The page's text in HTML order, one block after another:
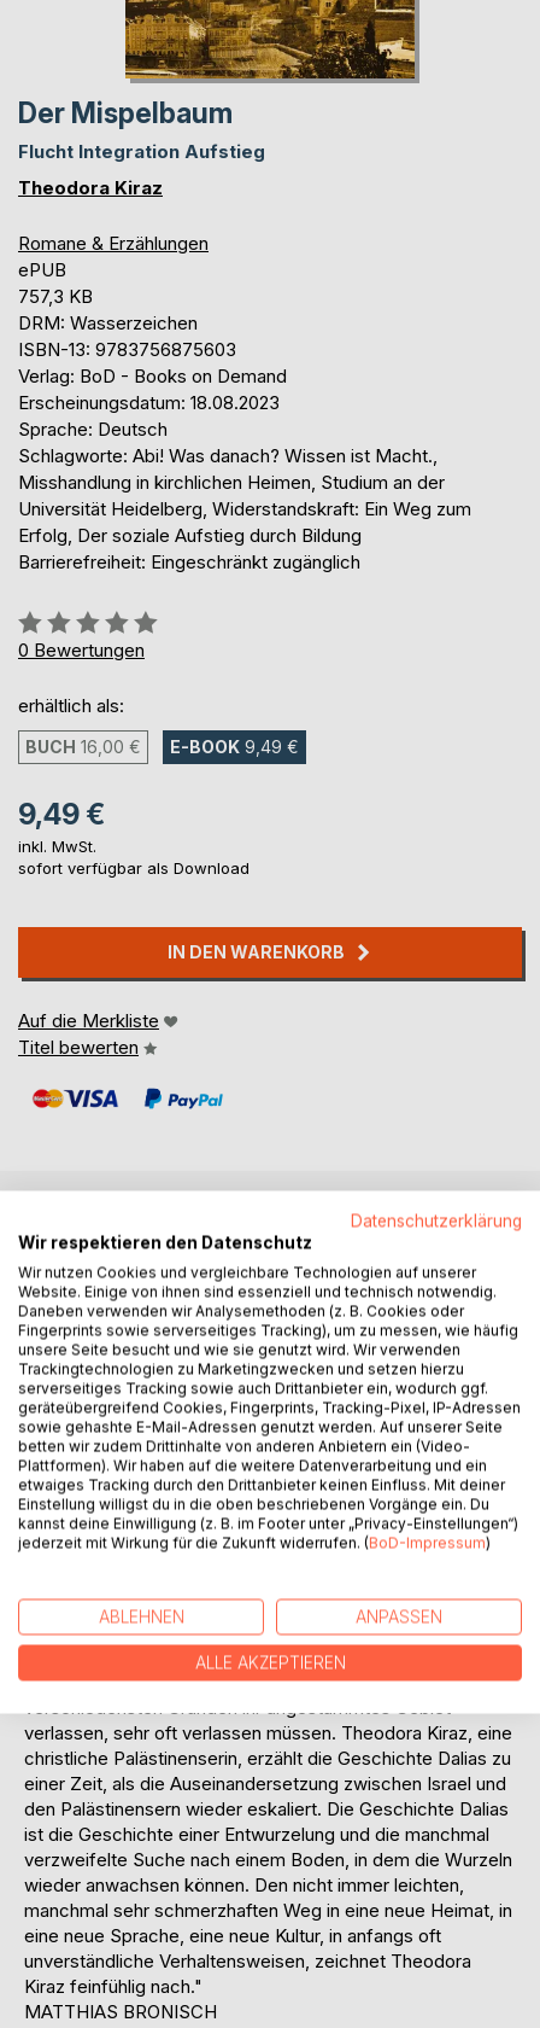
Der Mispelbaum
Flucht Integration Aufstieg
Theodora Kiraz
Romane & Erzählungen
ePUB
757,3 KB
DRM: Wasserzeichen
ISBN-13: 9783756875603
Verlag: BoD - Books on Demand
Erscheinungsdatum: 18.08.2023
Sprache: Deutsch
Schlagworte: Abi! Was danach? Wissen ist Macht.,
Misshandlung in kirchlichen Heimen, Studium an der
Universität Heidelberg, Widerstandskraft: Ein Weg zum
Erfolg, Der soziale Aufstieg durch Bildung
Barrierefreiheit: Eingeschränkt zugänglich
Bewertung::
0%
0 Bewertungen
erhältlich als:
BUCH 16,00 € E-BOOK 9,49 €
9,49 €
inkl. MwSt.
sofort verfügbar als Download
IN DEN WARENKORB
Auf die Merkliste
Titel bewerten
BESCHREIBUNG
Dalia wächst in Bethlehem auf, wo sie in ein deutsches
Internat kommt, weil ihren Eltern das Geld für eine warme
Mahlzeit am Tag fehlt. Nach dem Abitur fliegt sie mit einem
Stipendium nach Deutschland, um durch Bildung den
sozialen Aufstieg zu erringen. Das Medizinstudium in
Heidelberg soll der Schlüssel zu allem Glück sein, das sie
sich erträumt hat. Schnell schaukelt sie im Meer ihres
Lebens: Mal fröhlich auf hohen Wellen reitend und mal um
Luft schnappend nach einem tiefen Fall. Als ihre Eltern in
die USA auswandern, sie das Recht auf die Rückkehr in
ihre Heimat verliert und sie zur selben Zeit das
zusammen. Wie geht es weiter?
"Es scheint unsere Zeit zu sein, und doch ist es wohl alle
Zeit so gewesen, dass Menschen aus den
verlassen, sehr oft verlassen müssen. Theodora Kiraz, eine
christliche Palästinenserin, erzählt die Geschichte Dalias zu
einer Zeit, als die Auseinandersetzung zwischen Israel und
den Palästinensern wieder eskaliert. Die Geschichte Dalias
ist die Geschichte einer Entwurzelung und die manchmal
verzweifelte Suche nach einem Boden, in dem die Wurzeln
wieder anwachsen können. Den nicht immer leichten,
manchmal sehr schmerzhaften Weg in eine neue Heimat, in
eine neue Sprache, eine neue Kultur, in anfangs oft
unverständliche Verhaltensweisen, zeichnet Theodora
Kiraz feinfühlig nach."
MATTHIAS BRONISCH
Datenschutzerklärung
Wir respektieren den Datenschutz
Wir nutzen Cookies und vergleichbare Technologien auf unserer
Website. Einige von ihnen sind essenziell und technisch notwendig.
Daneben verwenden wir Analysemethoden (z. B. Cookies oder
Fingerprints sowie serverseitiges Tracking), um zu messen, wie häufig
unsere Seite besucht und wie sie genutzt wird. Wir verwenden
Trackingtechnologien zu Marketingzwecken und setzen hierzu
serverseitiges Tracking sowie auch Drittanbieter ein, wodurch ggf.
geräteübergreifend Cookies, Fingerprints, Tracking-Pixel, IP-Adressen
sowie gehashte E-Mail-Adressen genutzt werden. Auf unserer Seite
betten wir zudem Drittinhalte von anderen Anbietern ein (Video-
Plattformen). Wir haben auf die weitere Datenverarbeitung und ein
etwaiges Tracking durch den Drittanbieter keinen Einfluss. Mit deiner
Einstellung willigst du in die oben beschriebenen Vorgänge ein. Du
kannst deine Einwilligung (z. B. im Footer unter „Privacy-Einstellungen“)
jederzeit mit Wirkung für die Zukunft widerrufen. (BoD-Impressum)
ABLEHNEN ANPASSEN
ALLE AKZEPTIEREN